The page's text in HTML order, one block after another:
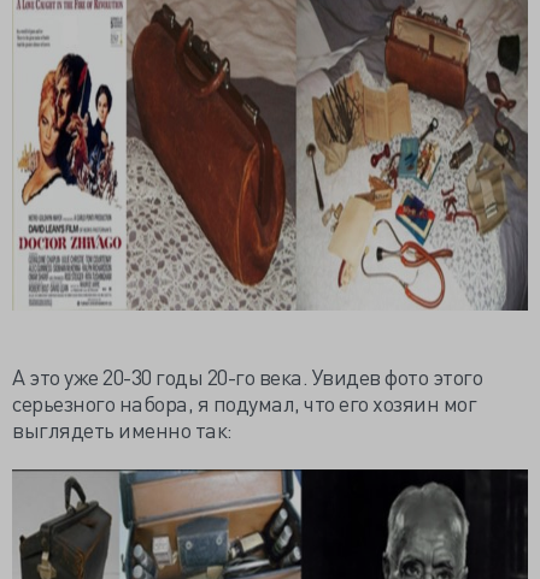
А это уже 20-30 годы 20-го века. Увидев фото этого
серьезного набора, я подумал, что его хозяин мог
выглядеть именно так: